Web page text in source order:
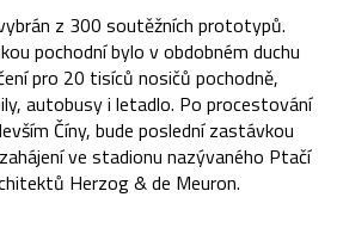
z 300 soutěžních prototypů.
pochodní bylo v obdobném duchu
pro 20 tisíců nosičů pochodně,
autobusy i letadlo. Po procestování
Číny, bude poslední zastávkou
ve stadionu nazývaného Ptačí
Herzog & de Meuron.